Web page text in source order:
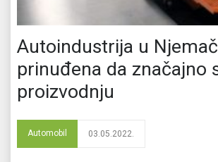
Autoindustrija u
prinuđena da značajno
proizvodnju
Automobil 03.05.2022.